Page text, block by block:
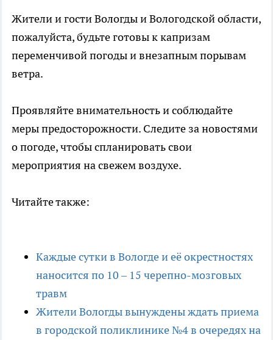
Жители и гости Вологды и Вологодской области,
пожалуйста, будьте готовы к капризам
переменчивой погоды и внезапным порывам
ветра.
Проявляйте внимательность и соблюдайте
меры предосторожности. Следите за новостями
о погоде, чтобы спланировать свои
мероприятия на свежем воздухе.
Читайте также:
Каждые сутки в Вологде и её окрестностях
наносится по 10 – 15 черепно-мозговых
травм
Жители Вологды вынуждены ждать приема
в городской поликлинике №4 в очередях на